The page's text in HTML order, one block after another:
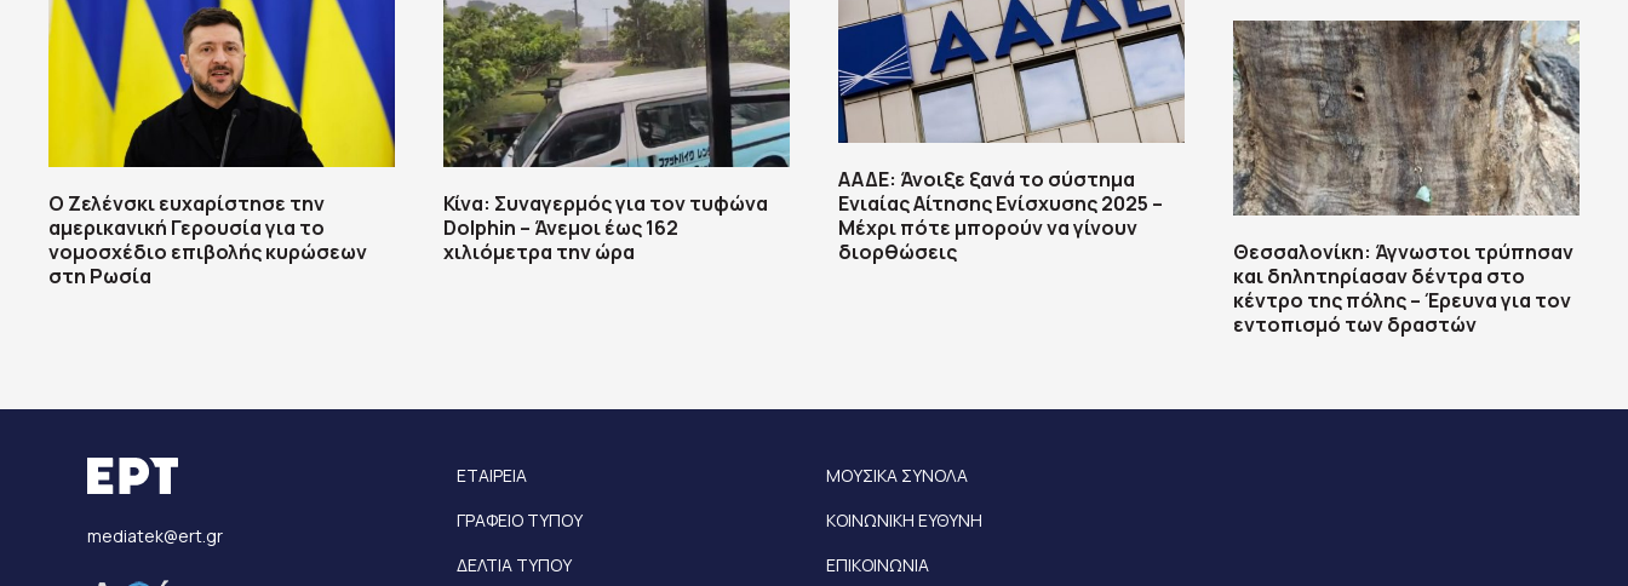
Ο Ζελένσκι ευχαρίστησε την
αμερικανική Γερουσία για το
νομοσχέδιο επιβολής κυρώσεων
στη Ρωσία
Κίνα: Συναγερμός για τον τυφώνα
Dolphin – Άνεμοι έως 162
χιλιόμετρα την ώρα
ΑΑΔΕ: Άνοιξε ξανά το σύστημα
Ενιαίας Αίτησης Ενίσχυσης 2025 –
Μέχρι πότε μπορούν να γίνουν
διορθώσεις
Θεσσαλονίκη: Άγνωστοι τρύπησαν
και δηλητηρίασαν δέντρα στο
κέντρο της πόλης – Έρευνα για τον
εντοπισμό των δραστών
mediatek@ert.gr
ΕΤΑΙΡΕΙΑ
ΓΡΑΦΕΙΟ ΤΥΠΟΥ
ΔΕΛΤΙΑ ΤΥΠΟΥ
ΜΟΥΣΙΚΑ ΣΥΝΟΛΑ
ΚΟΙΝΩΝΙΚΗ ΕΥΘΥΝΗ
ΕΠΙΚΟΙΝΩΝΙΑ